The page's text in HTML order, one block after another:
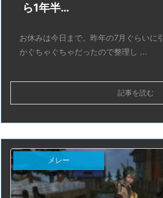
ら1年半…
お休みは今日まで。昨年の7月ぐらいに
かぐちゃぐちゃだったので整理し ...
記事を読む
メレー